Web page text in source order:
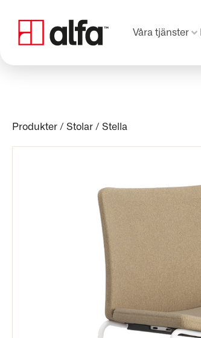
Våra tjänster
Produkter / Stolar / Stella